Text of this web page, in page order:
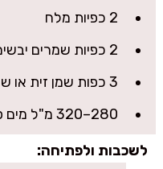
2 כפיות מלח
2 כפיות שמרים יבשים
3 כפות שמן זית או שמן ניטרלי
280–320 מ"ל מים פושרים (להתחיל ב-280 ולהוסיף לפי הצורך)
לשכבות ולפתיחה: